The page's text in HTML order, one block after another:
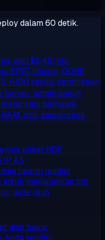
dalam 60 detik.
dari $2,48/bln
EPYC khusus, DDR5
H100 sesuai permintaan
Server, admin penuh
satu penyewa
RAM, disk sesuai spek
paket RDP
IP AS
latensi rendah
menjalankan bot
jarak jauh
disk besar
Anda sendiri